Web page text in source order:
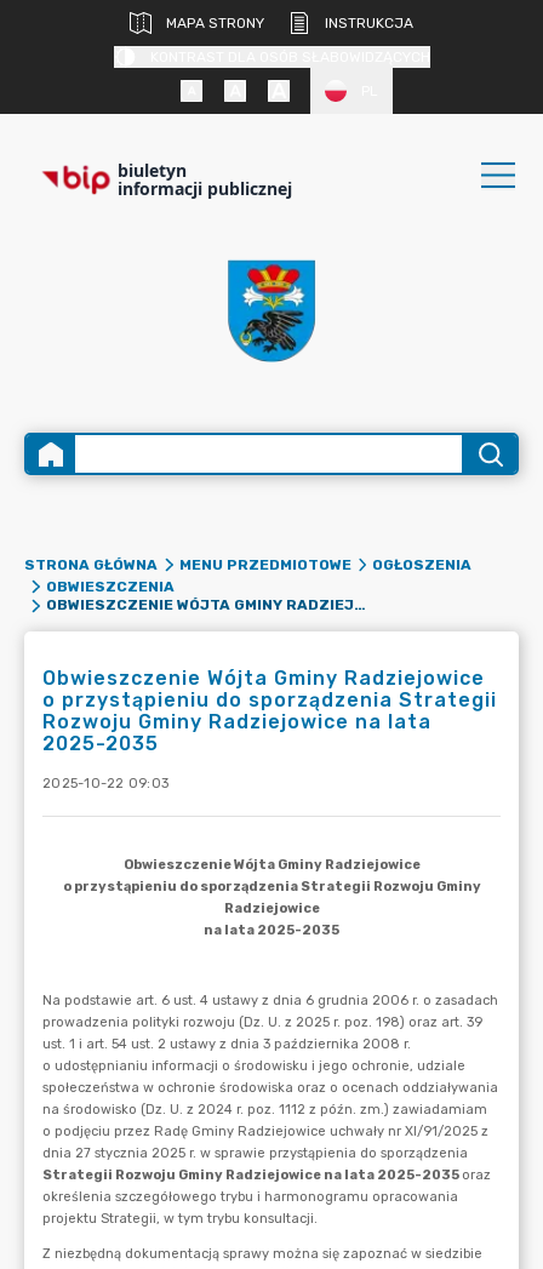
MAPA STRONY
INSTRUKCJA
biuletyn
informacji publicznej
STRONA GŁÓWNA MENU PRZEDMIOTOWE
OGŁOSZENIA
OBWIESZCZENIA
OBWIESZCZENIE WÓJTA GMINY RADZIEJOWICE O PRZYSTĄPIENIU DO SPORZĄDZENIA STRATEGII ROZWOJU GMINY RADZIEJOWICE NA LATA 2025-2035
Obwieszczenie Wójta Gminy Radziejowice
o przystąpieniu do sporządzenia Strategii
Rozwoju Gminy Radziejowice na lata
2025-2035
2025-10-22 09:03